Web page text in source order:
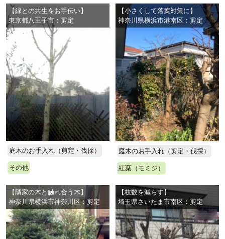
【緑との共生をお手伝い】
東京都八王子市：剪定
庭木のお手入れ（剪定・伐採）
その他
【小さくして落葉対策に】
神奈川県横浜市港南区：剪定
庭木のお手入れ（剪定・伐採）
紅葉（モミジ）
【隣家の木と触れ合う木】
神奈川県横浜市神奈川区：剪定
【枝数を減らす】
埼玉県さいたま市南区：剪定